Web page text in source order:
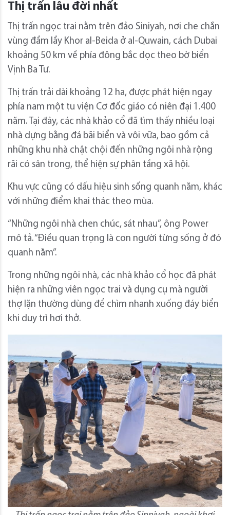
Thị trấn lâu đời nhất
Thị trấn ngọc trai nằm trên đảo Siniyah, nơi che chắn
vùng đầm lầy Khor al-Beida ở al-Quwain, cách Dubai
khoảng 50 km về phía đông bắc dọc theo bờ biển
Vịnh Ba Tư.
Thị trấn trải dài khoảng 12 ha, được phát hiện ngay
phía nam một tu viện Cơ đốc giáo có niên đại 1.400
năm. Tại đây, các nhà khảo cổ đã tìm thấy nhiều loại
nhà dựng bằng đá bãi biển và vôi vữa, bao gồm cả
những khu nhà chật chội đến những ngôi nhà rộng
rãi có sân trong, thể hiện sự phân tầng xã hội.
Khu vực cũng có dấu hiệu sinh sống quanh năm, khác
với những điểm khai thác theo mùa.
“Những ngôi nhà chen chúc, sát nhau”, ông Power
mô tả. “Điều quan trọng là con người từng sống ở đó
quanh năm”.
Trong những ngôi nhà, các nhà khảo cổ học đã phát
hiện ra những viên ngọc trai và dụng cụ mà người
thợ lặn thường dùng để chìm nhanh xuống đáy biển
khi duy trì hơi thở.